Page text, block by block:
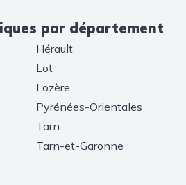
par département
Hérault
Lot
Lozère
Pyrénées-Orientales
Tarn
Tarn-et-Garonne